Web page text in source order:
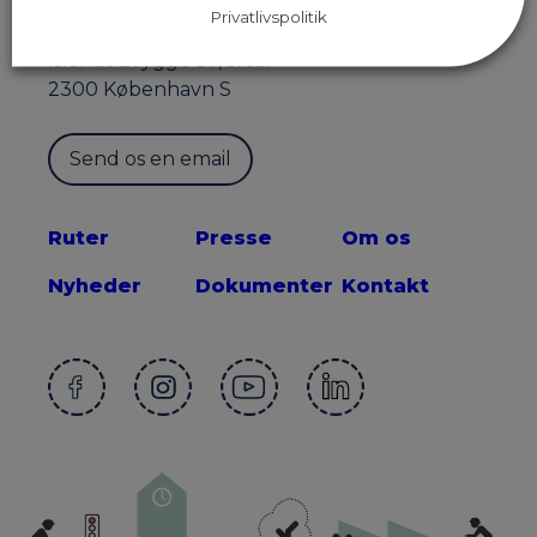
Sekretariatet for Supercykelstier
Islands Brygge 37, 5. sal
2300 København S
Send os en email
Ruter
Nyheder
Presse
Dokumenter
Om os
Kontakt
Privatlivspolitik